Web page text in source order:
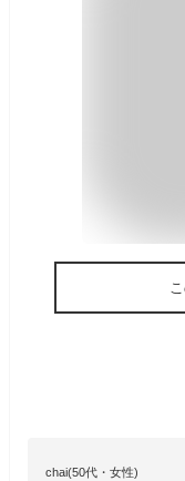
chai(50代・女性)